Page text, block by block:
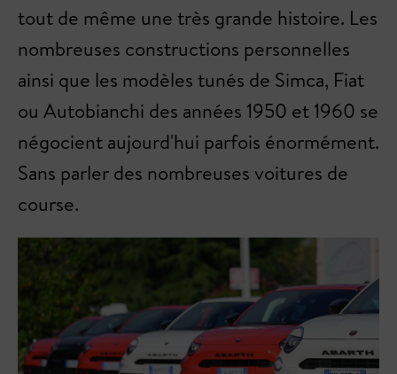
tout de même une très grande histoire. Les
nombreuses constructions personnelles
ainsi que les modèles tunés de Simca, Fiat
ou Autobianchi des années 1950 et 1960 se
négocient aujourd'hui parfois énormément.
Sans parler des nombreuses voitures de
course.